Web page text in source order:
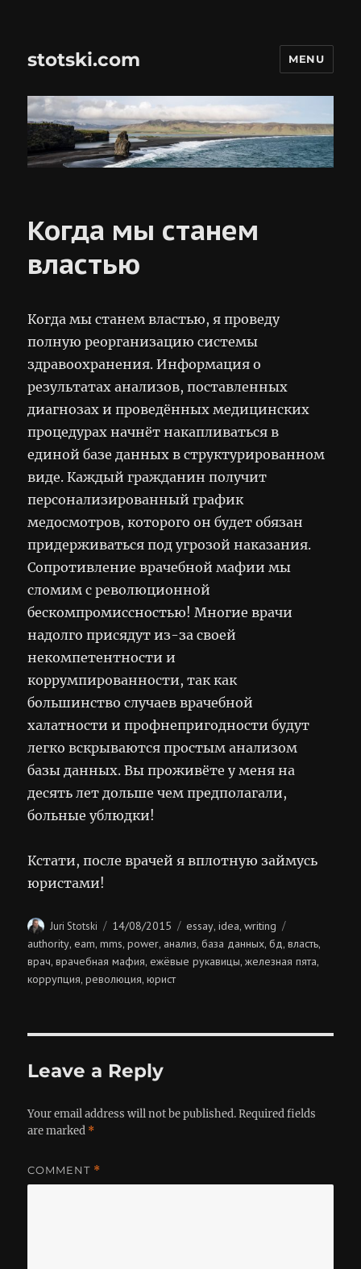
stotski.com MENU
Когда мы станем
властью
Когда мы станем властью, я проведу
полную реорганизацию системы
здравоохранения. Информация о
результатах анализов, поставленных
диагнозах и проведённых медицинских
процедурах начнёт накапливаться в
единой базе данных в структурированном
виде. Каждый гражданин получит
персонализированный график
медосмотров, которого он будет обязан
придерживаться под угрозой наказания.
Сопротивление врачебной мафии мы
сломим с революционной
бескомпромиссностью! Многие врачи
надолго присядут из-за своей
некомпетентности и
коррумпированности, так как
большинство случаев врачебной
халатности и профнепригодности будут
легко вскрываются простым анализом
базы данных. Вы проживёте у меня на
десять лет дольше чем предполагали,
больные ублюдки!
Кстати, после врачей я вплотную займусь
юристами!
Author
Juri Stotski
Posted
on
14/08/2015 Categories
essay,idea,writing
authority,eam,mms,power, анализ,база данных,бд,власть,
врач,врачебная мафия,ежёвые рукавицы,железная пята,
коррупция,революция,юрист
Leave a Reply
Your email address will not be published. Required fields
are marked *
COMMENT *